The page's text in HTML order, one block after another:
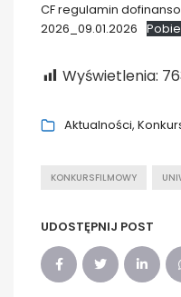
CF regulamin
2026_09.01.2026
Wyświetlenia:
Aktualności
KONKURSFILMOWY
UDOSTĘPNIJ POST